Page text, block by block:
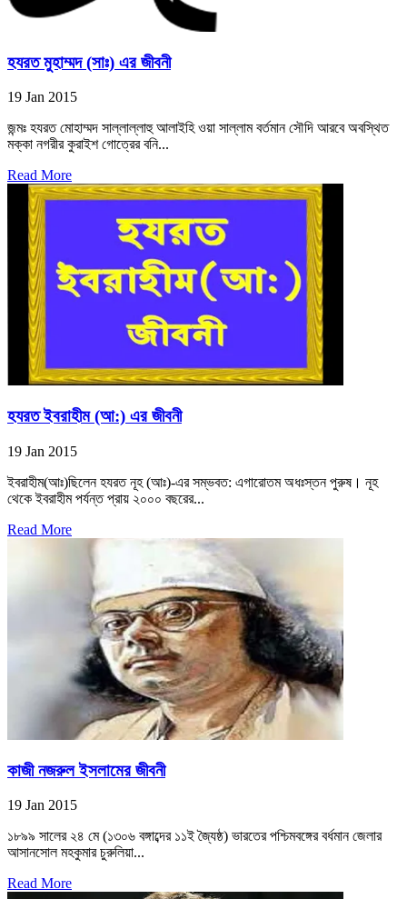
হযরত মুহাম্মদ (সাঃ) এর জীবনী
19 Jan 2015
জন্মঃ হযরত মোহাম্মদ সাল্লাল্লাহু আলাইহি ওয়া সাল্লাম বর্তমান সৌদি আরবে অবস্থিত
মক্কা নগরীর কুরাইশ গোত্রের বনি...
Read More
হযরত ইবরাহীম (আ:) এর জীবনী
19 Jan 2015
ইবরাহীম(আঃ)ছিলেন হযরত নূহ (আঃ)-এর সম্ভবত: এগারোতম অধঃস্তন পুরুষ। নূহ
থেকে ইবরাহীম পর্যন্ত প্রায় ২০০০ বছরের...
Read More
কাজী নজরুল ইসলামের জীবনী
19 Jan 2015
১৮৯৯ সালের ২৪ মে (১৩০৬ বঙ্গাব্দের ১১ই জ্যৈষ্ঠ) ভারতের পশ্চিমবঙ্গের বর্ধমান জেলার
আসানসোল মহকুমার চুরুলিয়া...
Read More